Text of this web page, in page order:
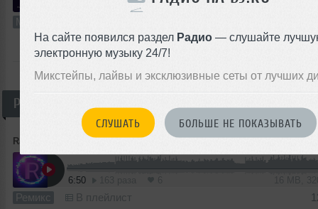
На сайте появился раздел Радио — слушайте
электронную музыку 24/7!
Микстейпы, лайвы и эксклюзивные сеты от лучших
СЛУШАТЬ БОЛЬШЕ НЕ ПОКАЗЫВАТЬ
184 раза 13 141 MB,
Микс
Ремикс
Razen Tarrato Protoculture vs. Cosmic Gate & Foret - Starfield vs. Need to Feel Loved (Acappella) (Mashup Razen Tarrato)
6:50
Ремикс В плейлист